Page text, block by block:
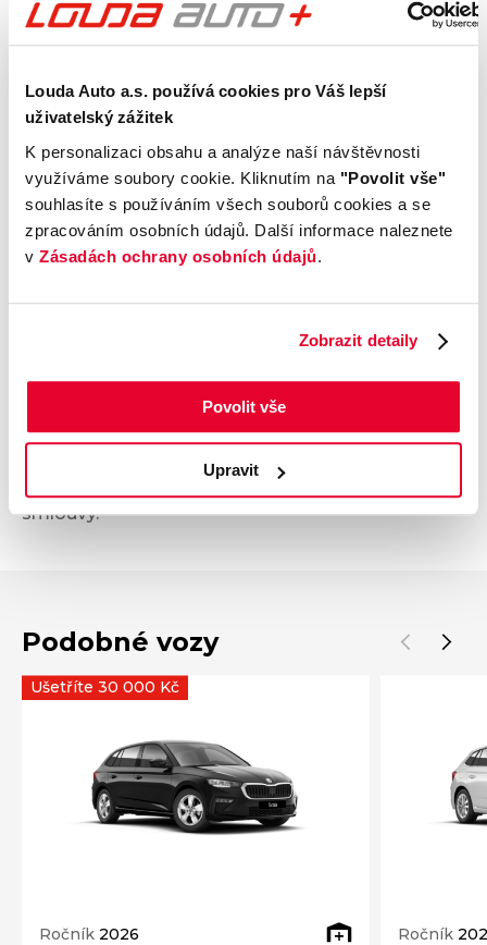
Louda Auto a.s. používá cookies pro Váš lepší
uživatelský zážitek
K personalizaci obsahu a analýze naší návštěvnosti
využíváme soubory cookie. Kliknutím na "Povolit vše"
souhlasíte s používáním všech souborů cookies a se
zpracováním osobních údajů. Další informace naleznete
v Zásadách ochrany osobních údajů.
Zobrazit detaily
Povolit vše
Upravit
Komfort
Multimédia
Bezpečnost a technika
informativní charakter. Tato indikativní nabídka
není nabídkou ve smyslu § 1731 nebo § 1732
občanského zákoníku, ani se nejedná o veřejný
příslib dle § 1733 občanského zákoníku. Z této
smlouvy.
Podobné vozy
Ročník 2026
Ušetříte 30 000 Kč
Ročník